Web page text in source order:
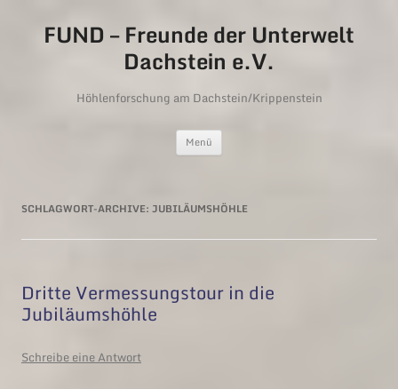
FUND – Freunde der Unterwelt
Dachstein e.V.
Höhlenforschung am Dachstein/Krippenstein
Menü
SCHLAGWORT-ARCHIVE: JUBILÄUMSHÖHLE
Dritte Vermessungstour in die
Jubiläumshöhle
Schreibe eine Antwort